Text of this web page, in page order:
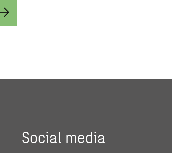
Social media